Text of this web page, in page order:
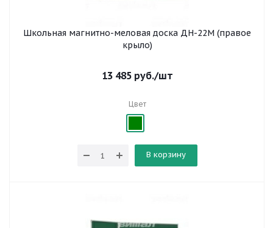
Школьная магнитно-меловая доска ДН-22М (правое
крыло)
13 485руб./шт
Цвет
В корзину